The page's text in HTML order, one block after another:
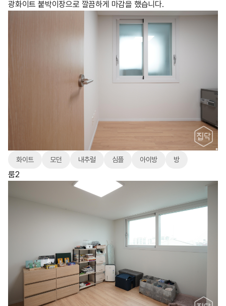
광화이트 붙박이장으로 깔끔하게 마감을 했습니다.
화이트 모던 내추럴 심플 아이방 방
룸2